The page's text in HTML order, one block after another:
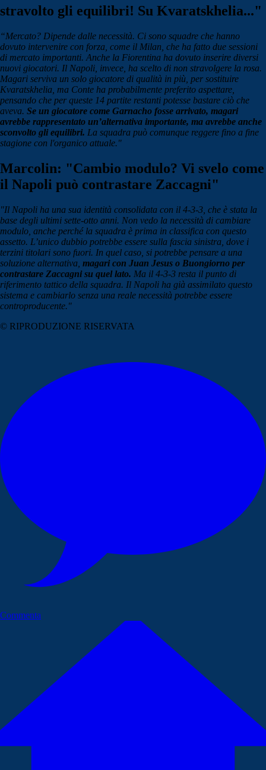
stravolto gli equilibri! Su Kvaratskhelia..."
“Mercato? Dipende dalle necessità. Ci sono squadre che hanno
dovuto intervenire con forza, come il Milan, che ha fatto due sessioni
di mercato importanti. Anche la Fiorentina ha dovuto inserire diversi
nuovi giocatori. Il Napoli, invece, ha scelto di non stravolgere la rosa.
Magari serviva un solo giocatore di qualità in più, per sostituire
Kvaratskhelia, ma Conte ha probabilmente preferito aspettare,
pensando che per queste 14 partite restanti potesse bastare ciò che
aveva. Se un giocatore come Garnacho fosse arrivato, magari
avrebbe rappresentato un’alternativa importante, ma avrebbe anche
sconvolto gli equilibri. La squadra può comunque reggere fino a fine
stagione con l'organico attuale."
Marcolin: "Cambio modulo? Vi svelo come
il Napoli può contrastare Zaccagni"
"Il Napoli ha una sua identità consolidata con il 4-3-3, che è stata la
base degli ultimi sette-otto anni. Non vedo la necessità di cambiare
modulo, anche perché la squadra è prima in classifica con questo
assetto. L’unico dubbio potrebbe essere sulla fascia sinistra, dove i
terzini titolari sono fuori. In quel caso, si potrebbe pensare a una
soluzione alternativa, magari con Juan Jesus o Buongiorno per
contrastare Zaccagni su quel lato. Ma il 4-3-3 resta il punto di
riferimento tattico della squadra. Il Napoli ha già assimilato questo
sistema e cambiarlo senza una reale necessità potrebbe essere
controproducente."
© RIPRODUZIONE RISERVATA
Commenta